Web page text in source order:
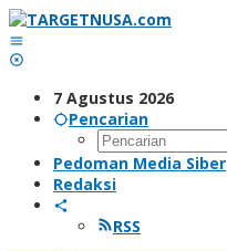
Lewati
ke
konten
7 Agustus 2026
Pencarian
Pedoman Media Siber
Redaksi
RSS